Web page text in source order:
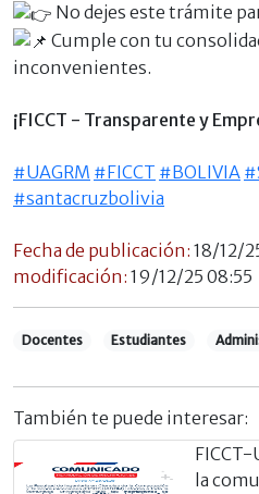
No dejes este trámite
Cumple con tu
inconvenientes.
¡FICCT - Transparente y
#UAGRM #FICCT #BOLIVIA
#santacruzbolivia
Fecha de publicación: 18/12/
modificación: 19/12/25 08:55
Docentes Estudiantes
También te puede interesar:
la